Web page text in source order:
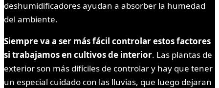
deshumidificadores ayudan a absorber la humedad
del ambiente.
Siempre va a ser más fácil controlar estos factores
si trabajamos en cultivos de interior. Las plantas de
exterior son más difíciles de controlar y hay que tener
un especial cuidado con las lluvias, que luego dejaran